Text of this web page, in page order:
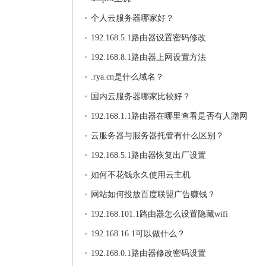
个人云服务器哪家好？
192.168.5.1路由器设置密码修改
192.168.8.1路由器上网设置方法
.rya.cn是什么域名？
国内云服务器哪家比较好？
192.168.1.1路由器在哪里查看是否有人蹭网
云服务器与服务器托管有什么区别？
192.168.5.1路由器恢复出厂设置
如何不花钱永久使用云主机
网站如何投放百度联盟广告赚钱？
192.168.101.1路由器怎么设置隐藏wifi
192.168.16.1可以做什么？
192.168.0.1路由器修改密码设置